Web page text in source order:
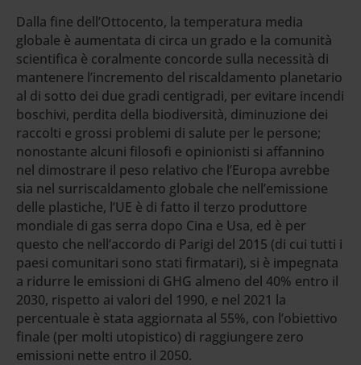
Dalla fine dell’Ottocento, la temperatura media
globale è aumentata di circa un grado e la comunità
scientifica è coralmente concorde sulla necessità di
mantenere l’incremento del riscaldamento planetario
al di sotto dei due gradi centigradi, per evitare incendi
boschivi, perdita della biodiversità, diminuzione dei
raccolti e grossi problemi di salute per le persone;
nonostante alcuni filosofi e opinionisti si affannino
nel dimostrare il peso relativo che l’Europa avrebbe
sia nel surriscaldamento globale che nell’emissione
delle plastiche, l’UE è di fatto il terzo produttore
mondiale di gas serra dopo Cina e Usa, ed è per
questo che nell’accordo di Parigi del 2015 (di cui tutti i
paesi comunitari sono stati firmatari), si è impegnata
a ridurre le emissioni di GHG almeno del 40% entro il
2030, rispetto ai valori del 1990, e nel 2021 la
percentuale è stata aggiornata al 55%, con l’obiettivo
finale (per molti utopistico) di raggiungere zero
emissioni nette entro il 2050.